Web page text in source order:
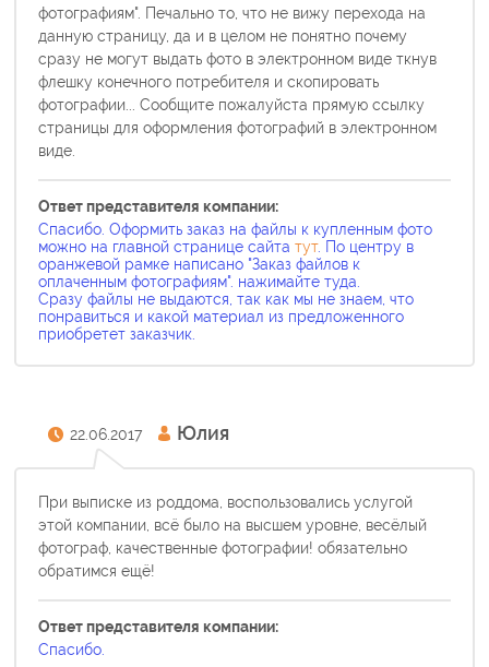
фотографиям". Печально то, что не вижу перехода на
данную страницу, да и в целом не понятно почему
сразу не могут выдать фото в электронном виде ткнув
флешку конечного потребителя и скопировать
фотографии... Сообщите пожалуйста прямую ссылку
страницы для оформления фотографий в электронном
виде.
Ответ представителя компании:
Спасибо. Оформить заказ на файлы к купленным фото
можно на главной странице сайтатут. По центру в
оранжевой рамке написано "Заказ файлов к
оплаченным фотографиям". нажимайте туда.
Сразу файлы не выдаются, так как мы не знаем, что
понравиться и какой материал из предложенного
приобретет заказчик.
22.06.2017 Юлия
При выписке из роддома, воспользовались услугой
этой компании, всё было на высшем уровне, весёлый
фотограф, качественные фотографии! обязательно
обратимся ещё!
Ответ представителя компании:
Спасибо.